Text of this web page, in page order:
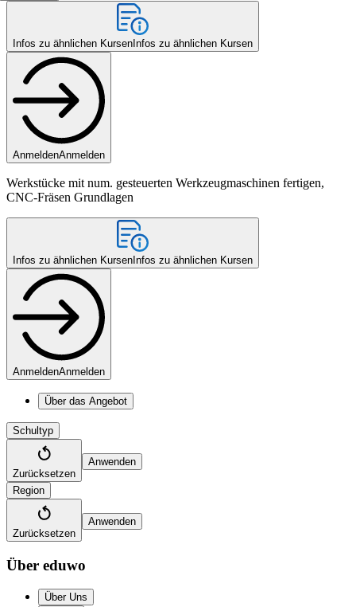
Infos zu ähnlichen Kursen Infos zu ähnlichen Kursen
AnmeldenAnmelden
Werkstücke mit num. gesteuerten Werkzeugmaschinen fertigen,
CNC-Fräsen Grundlagen
Infos zu ähnlichen Kursen Infos zu ähnlichen Kursen
AnmeldenAnmelden
Über das Angebot
Schultyp
Zurücksetzen
Anwenden
Region
Zurücksetzen
Anwenden
Über eduwo
Über Uns